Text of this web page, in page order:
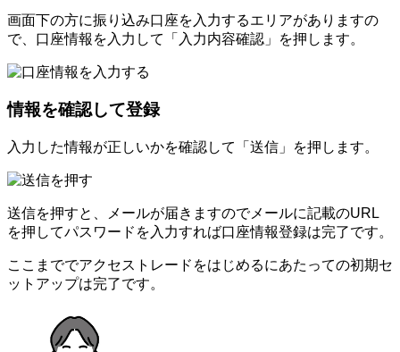
画面下の方に振り込み口座を入力するエリアがありますの
で、口座情報を入力して「入力内容確認」を押します。
情報を確認して登録
入力した情報が正しいかを確認して「送信」を押します。
送信を押すと、メールが届きますのでメールに記載のURL
を押してパスワードを入力すれば口座情報登録は完了です。
ここまででアクセストレードをはじめるにあたっての初期セ
ットアップは完了です。